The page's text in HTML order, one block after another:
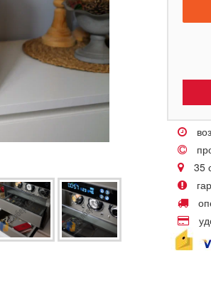
35